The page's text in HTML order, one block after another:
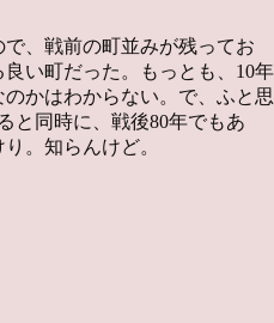
、戦前の町並みが残ってお
い町だった。もっとも、10年
かはわからない。で、ふと思
と同時に、戦後80年でもあ
。知らんけど。